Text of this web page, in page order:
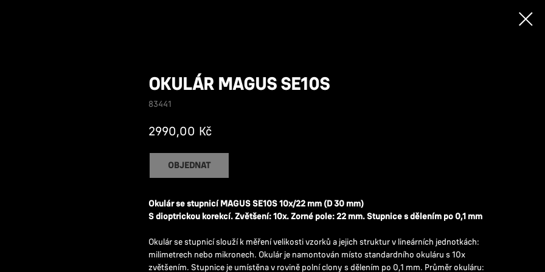
OKULÁR MAGUS SE10S
83441
2990,00 Kč
OBJEDNAT
Okulár se stupnicí MAGUS SE10S 10х/22 mm (D 30 mm)
S dioptrickou korekcí.Zvětšení: 10x. Zorné pole: 22 mm. Stupnice s dělením po 0,1 mm
Okulár se stupnicí slouží k měření velikosti vzorků a jejich struktur v lineárních jednotkách:
milimetrech nebo mikronech. Okulár je namontován místo standardního okuláru s 10x
zvětšením. Stupnice je umístěna v rovině polní clony s dělením po 0,1 mm. Průměr okuláru: